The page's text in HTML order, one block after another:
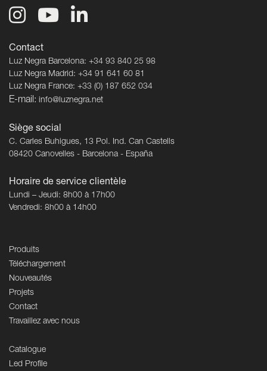
Contact
Luz Negra Barcelona: +34 93 840 25 98
Luz Negra Madrid: +34 91 641 60 81
Luz Negra France: +33 (0) 187 652 034
E-mail: info@luznegra.net
Siège social
C. Carles Buhigues, 13 Pol. Ind. Can Castells
08420 Canovelles - Barcelona - España
Horaire de service clientèle
Lundi – Jeudi: 8h00 à 17h00
Vendredi: 8h00 à 14h00
Produits
Téléchargement
Nouveautés
Projets
Contact
Travaillez avec nous
Catalogue
Led Profile